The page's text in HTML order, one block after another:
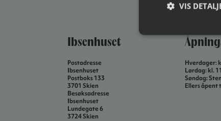
Ibsenhuset
Postadresse
Ibsenhuset
Postboks 133
3701 Skien
Besøksadresse
Ibsenhuset
Lundegate 6
3724 Skien
Hverdager:
Lørdag: kl.
Søndag:
Ellers
VIS